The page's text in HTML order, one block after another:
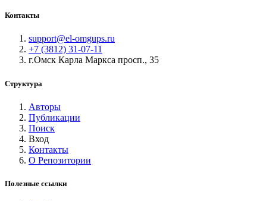
Контакты
support@el-omgups.ru
+7 (3812) 31-07-11
г.Омск Карла Маркса просп., 35
Структура
Авторы
Публикации
Поиск
Вход
Контакты
О Репозитории
Полезные ссылки